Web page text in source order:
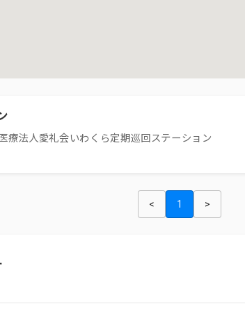
療法人愛礼会いわくら定期巡回ステーション
< 1 >